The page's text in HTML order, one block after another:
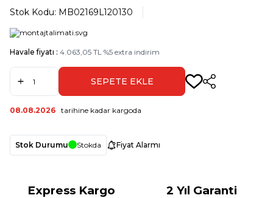
Stok Kodu: MB02169L120130
Havale fiyatı : 4.063,05 TL %5 extra indirim
SEPETE EKLE Paylaş
08.08.2026 tarihine kadar kargoda
Stok Durumu Stokda Fiyat Alarmı
Express Kargo 2 Yıl Garanti